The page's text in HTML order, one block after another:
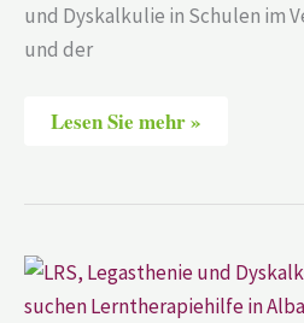
und Dyskalkulie in Schulen im
und der
Lesen Sie mehr »
LRS,
Legasthenie
und